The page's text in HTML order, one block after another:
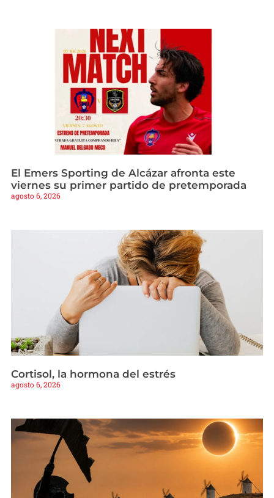
El Emers Sporting de Alcázar afronta este
viernes su primer partido de pretemporada
agosto 6, 2026
Cortisol, la hormona del estrés
agosto 6, 2026